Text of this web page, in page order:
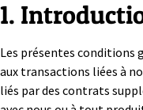
1.
Les présentes conditions
aux transactions liées à
liés par des contrats